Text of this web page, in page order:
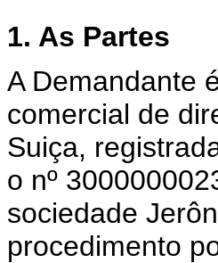
1. As Partes
A Demandante
comercial de
Suiça,
o nº
sociedade
procedimento